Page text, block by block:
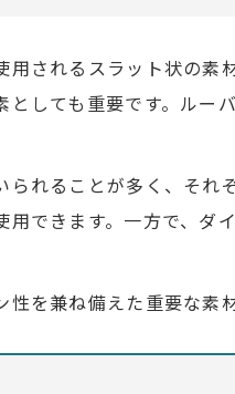
されるスラット状の
しても重要です。ル
れることが多く、そ
できます。一方で、
を兼ね備えた重要な素